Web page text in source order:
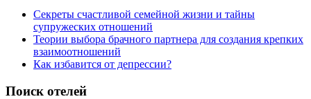
Секреты счастливой семейной жизни и тайны
супружеских отношений
Теории выбора брачного партнера для создания крепких
взаимоотношений
Как избавится от депрессии?
Поиск отелей